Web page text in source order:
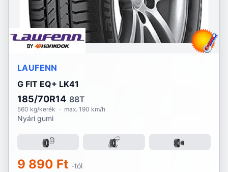
Linglong
Marshal
Maxtrek
Michelin
Mirage
Momo
Nankang
LAUFENN
G FIT EQ+ LK41
185/70R14 88T
560 kg/kerék · max. 190 km/h
Nyári gumi
9 890 Ft -tól